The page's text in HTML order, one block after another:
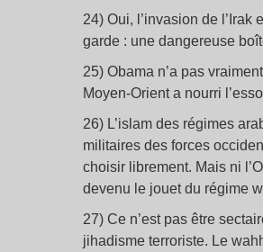
24) Oui, l’invasion de
garde : une dangereuse
25) Obama n’a pas
Moyen-Orient a nourri
26) L’islam des régimes
militaires des forces
choisir librement. Mais ni
devenu le jouet du régime
27) Ce n’est pas être
jihadisme terroriste. Le